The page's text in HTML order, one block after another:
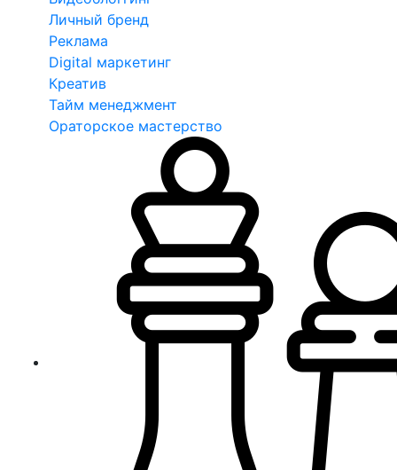
Личный бренд
Реклама
Digital маркетинг
Креатив
Тайм менеджмент
Ораторское мастерство